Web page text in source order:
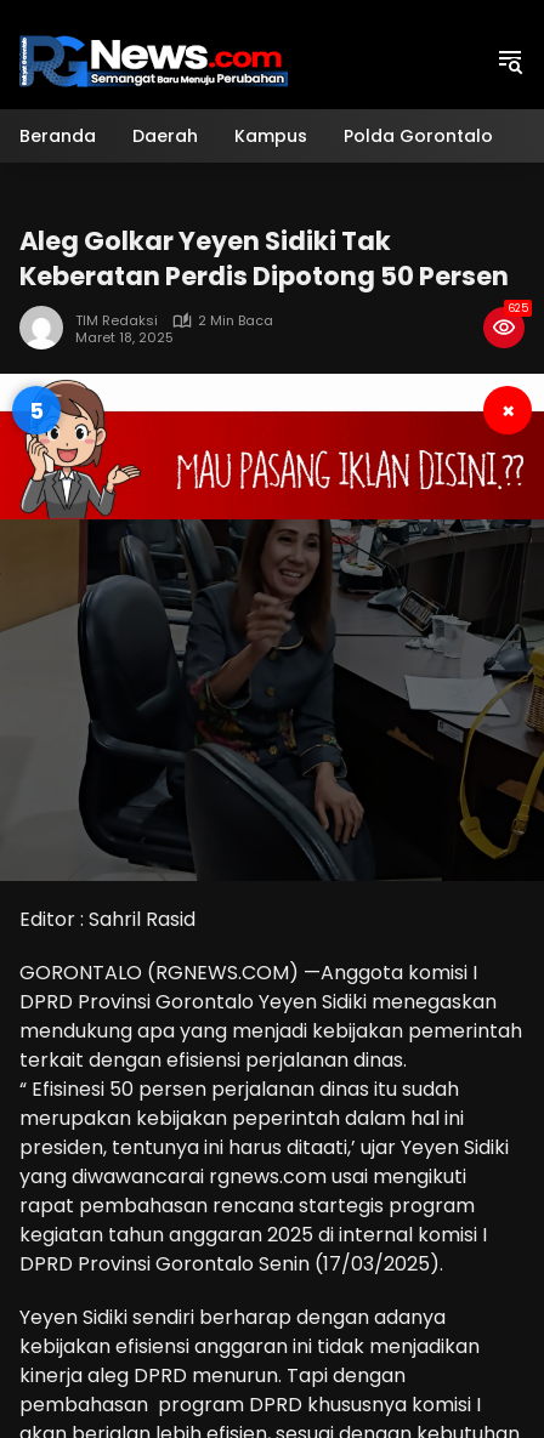
konten
Beranda Daerah Kampus Polda Gorontalo
Aleg Golkar Yeyen Sidiki Tak
Keberatan Perdis Dipotong 50 Persen
TIM Redaksi
2 Min Baca
Maret 18, 2025
625
4 ×
Editor : Sahril Rasid
GORONTALO (RGNEWS.COM) —Anggota komisi I
DPRD Provinsi Gorontalo Yeyen Sidiki menegaskan
mendukung apa yang menjadi kebijakan pemerintah
terkait dengan efisiensi perjalanan dinas.
“ Efisinesi 50 persen perjalanan dinas itu sudah
merupakan kebijakan peperintah dalam hal ini
presiden, tentunya ini harus ditaati,’ ujar Yeyen Sidiki
yang diwawancarai rgnews.com usai mengikuti
rapat pembahasan rencana startegis program
kegiatan tahun anggaran 2025 di internal komisi I
DPRD Provinsi Gorontalo Senin (17/03/2025).
Yeyen Sidiki sendiri berharap dengan adanya
kebijakan efisiensi anggaran ini tidak menjadikan
kinerja aleg DPRD menurun. Tapi dengan
pembahasan program DPRD khususnya komisi I